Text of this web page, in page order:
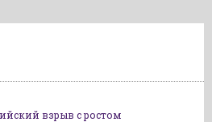
взрыв с ростом